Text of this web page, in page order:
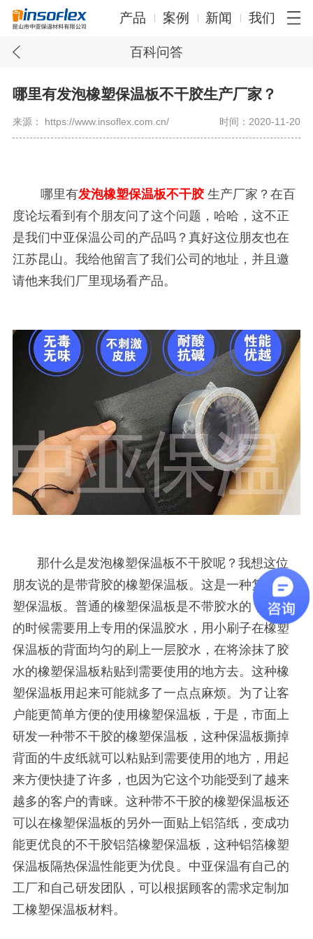
产品 案例 新闻 我们
百科问答
哪里有发泡橡塑保温板不干胶生产厂家？
来源： https://www.insoflex.com.cn/ 时间：2020-11-20
哪里有发泡橡塑保温板不干胶 生产厂家？在百
度论坛看到有个朋友问了这个问题，哈哈，这不正
是我们中亚保温公司的产品吗？真好这位朋友也在
江苏昆山。我给他留言了我们公司的地址，并且邀
请他来我们厂里现场看产品。
那什么是发泡橡塑保温板不干胶呢？我想这位
朋友说的是带背胶的橡塑保温板。这是一种复合橡
塑保温板。普通的橡塑保温板是不带胶水的，使用
的时候需要用上专用的保温胶水，用小刷子在橡塑
保温板的背面均匀的刷上一层胶水，在将涂抹了胶
水的橡塑保温板粘贴到需要使用的地方去。这种橡
塑保温板用起来可能就多了一点点麻烦。为了让客
户能更简单方便的使用橡塑保温板，于是，市面上
研发一种带不干胶的橡塑保温板，这种保温板撕掉
背面的牛皮纸就可以粘贴到需要使用的地方，用起
来方便快捷了许多，也因为它这个功能受到了越来
越多的客户的青睐。这种带不干胶的橡塑保温板还
可以在橡塑保温板的另外一面贴上铝箔纸，变成功
能更优良的不干胶铝箔橡塑保温板，这种铝箔橡塑
保温板隔热保温性能更为优良。中亚保温有自己的
工厂和自己研发团队，可以根据顾客的需求定制加
工橡塑保温板材料。